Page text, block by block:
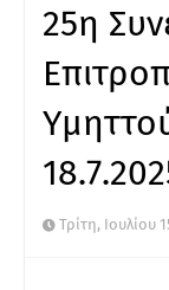
25η
Τρίτη, Ιουλίου